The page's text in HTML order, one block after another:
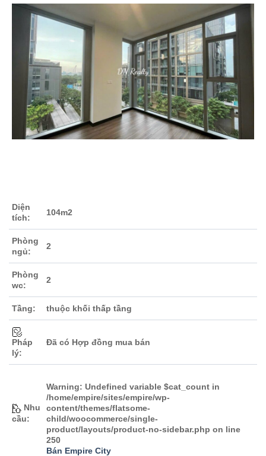
Diện
tích:
104m2
Phòng
ngủ:
2
Phòng
wc:
2
Tầng: thuộc khối thấp tầng
Pháp
lý:
Đã có Hợp đồng mua bán
Nhu
cầu:
Warning: Undefined variable $cat_count in
/home/empire/sites/empire/wp-
content/themes/flatsome-
child/woocommerce/single-
product/layouts/product-no-sidebar.php on line
250
Bán Empire City